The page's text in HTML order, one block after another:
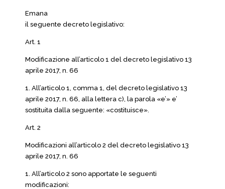
Emana
il seguente decreto legislativo:
Art. 1
Modificazione all’articolo 1 del decreto legislativo 13
aprile 2017, n. 66
1. All’articolo 1, comma 1, del decreto legislativo 13
aprile 2017, n. 66, alla lettera c), la parola «e’» e’
sostituita dalla seguente: «costituisce».
Art. 2
Modificazioni all’articolo 2 del decreto legislativo 13
aprile 2017, n. 66
1. All’articolo 2 sono apportate le seguenti
modificazioni: